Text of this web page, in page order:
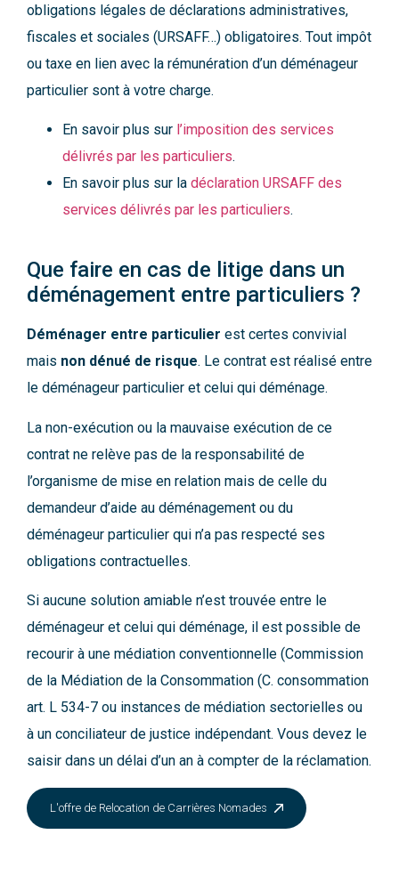
obligations légales de déclarations administratives,
fiscales et sociales (URSAFF…) obligatoires. Tout impôt
ou taxe en lien avec la rémunération d’un déménageur
particulier sont à votre charge.
En savoir plus sur l’imposition des services
délivrés par les particuliers.
En savoir plus sur la déclaration URSAFF des
services délivrés par les particuliers.
Que faire en cas de litige dans un
déménagement entre particuliers ?
Déménager entre particulier est certes convivial
mais non dénué de risque. Le contrat est réalisé entre
le déménageur particulier et celui qui déménage.
La non-exécution ou la mauvaise exécution de ce
contrat ne relève pas de la responsabilité de
l’organisme de mise en relation mais de celle du
demandeur d’aide au déménagement ou du
déménageur particulier qui n’a pas respecté ses
obligations contractuelles.
Si aucune solution amiable n’est trouvée entre le
déménageur et celui qui déménage, il est possible de
recourir à une médiation conventionnelle (Commission
de la Médiation de la Consommation (C. consommation
art. L 534-7 ou instances de médiation sectorielles ou
à un conciliateur de justice indépendant. Vous devez le
saisir dans un délai d’un an à compter de la réclamation.
L'offre de Relocation de Carrières Nomades